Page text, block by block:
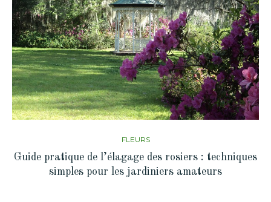
FLEURS
Guide pratique de l’élagage des rosiers : techniques
simples pour les jardiniers amateurs